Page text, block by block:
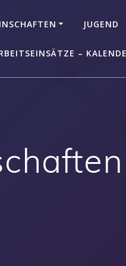
JUGEND
–